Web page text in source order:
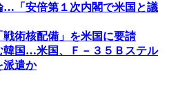
…「安倍第１次内閣で米国と議
術核配備」を米国に要請
韓国…米国、Ｆ－３５Ｂステル
派遣か